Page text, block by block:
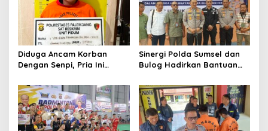
Diduga Ancam Korban
Dengan Senpi, Pria Ini
Satreskrim Polrestabes
Palembang
Sinergi Polda Sumsel dan
Bulog Hadirkan Bantuan
Warga di Hari
Bhayangkara ke-80